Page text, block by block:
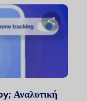
Αναλυτική